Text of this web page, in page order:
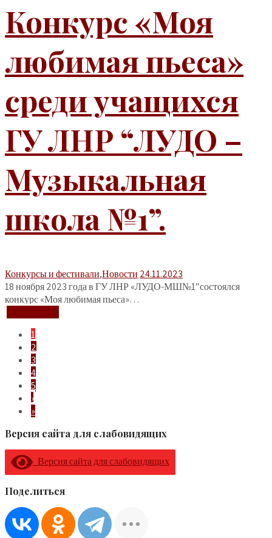
Конкурс «Моя
любимая пьеса»
среди учащихся
ГУ ЛНР “ЛУДО –
Музыкальная
школа №1”.
Конкурсы и фестивали,Новости 24.11.2023
18 ноября 2023 года в ГУ ЛНР «ЛУДО-МШ№1″состоялся
конкурс «Моя любимая пьеса»…
1
2
3
4
5
›
»
Версия сайта для слабовидящих
Версия сайта для слабовидящих
Поделиться